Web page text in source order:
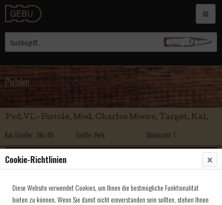
Pistolen
Ped.VL-Pistole, Mod. Charles Moore, Target, Kal.
Kal./Größe: .36/.45 Größe: Perk Stückzahl: 1
Größe: Steinschloß Stückzahl: 1
Cookie-Richtlinien
Diese Website verwendet Cookies, um Ihnen die bestmögliche Funktionalität
bieten zu können. Wenn Sie damit nicht einverstanden sein sollten, stehen Ihnen